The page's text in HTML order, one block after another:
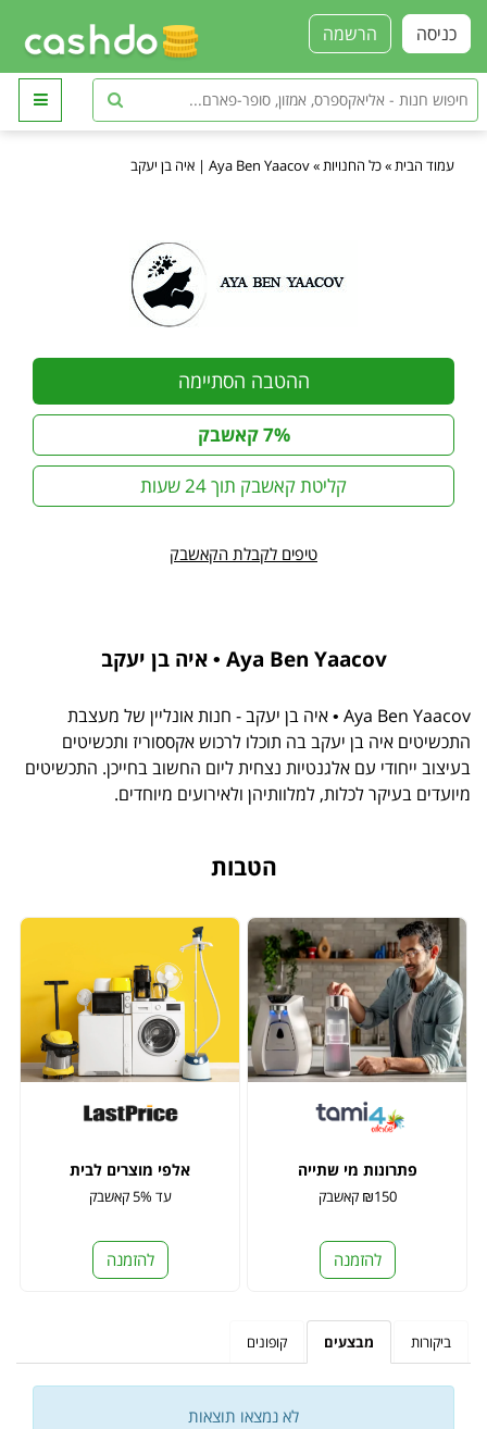
הרשמה כניסה
עמוד הבית »כל החנויות »Aya Ben Yaacov | איה בן יעקב
ההטבה הסתיימה
7% קאשבק
קליטת קאשבק תוך 24 שעות
טיפים לקבלת הקאשבק
Aya Ben Yaacov • איה בן יעקב
Aya Ben Yaacov • איה בן יעקב - חנות אונליין של מעצבת
התכשיטים איה בן יעקב בה תוכלו לרכוש אקססוריז ותכשיטים
בעיצוב ייחודי עם אלגנטיות נצחית ליום החשוב בחייכן. התכשיטים
מיועדים בעיקר לכלות, למלוותיהן ולאירועים מיוחדים.
הטבות
פתרונות מי שתייה
₪150 קאשבק
להזמנה
אלפי מוצרים לבית
עד 5% קאשבק
להזמנה
ביקורות מבצעים קופונים
לא נמצאו תוצאות